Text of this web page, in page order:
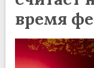
время